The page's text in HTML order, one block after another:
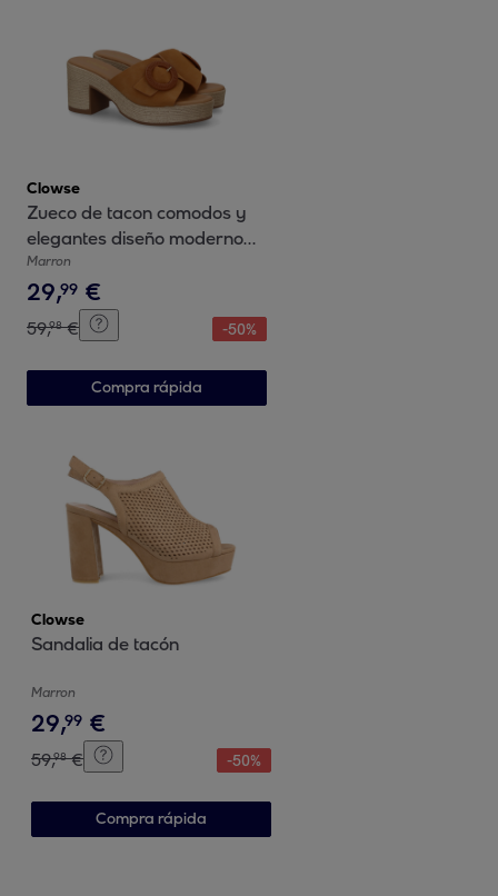
Clowse
Zueco de tacon comodos y
elegantes diseño moderno
con hebilla decorativa
Marron
29,99 €
59,98 € -50%
Compra rápida
Clowse
Sandalia de tacón
Marron
29,99 €
59,98 € -50%
Compra rápida